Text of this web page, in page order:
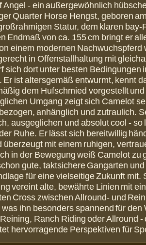
Angel - ein außergewöhnlich
Quarter Horse Hengst, geboren
Statur, dem klaren bay-
Endmaß von ca. 155 cm bringt er
einem modernen Nachwuchspferd
in Offenstallhaltung mit
sich dort unter besten Bedingungen
Er ist altersgemäß entwurmt, kennt
dem Hufschmied vorgestellt
Umgang zeigt sich Camelot
anhänglich und zutraulich.
ausgeglichen und absolut cool - so
Ruhe. Er lässt sich bereitwillig
überzeugt mit einem ruhigen,
in der Bewegung weiß Camelot zu
gute, taktsichere Gangarten
für eine vielseitige Zukunft mit.
vereint alte, bewährte Linien mit
Cross zwischen Allround- und
ihn besonders spannend für den
Ranch Riding oder Allround -
hervorragende Perspektiven für